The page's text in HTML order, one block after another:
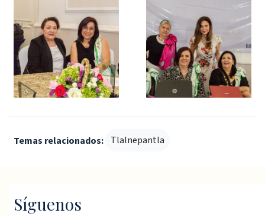
Temas relacionados: Tlalnepantla
Síguenos